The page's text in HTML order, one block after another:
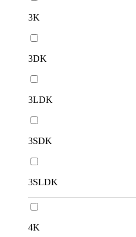
3K
3DK
3LDK
3SDK
3SLDK
4K